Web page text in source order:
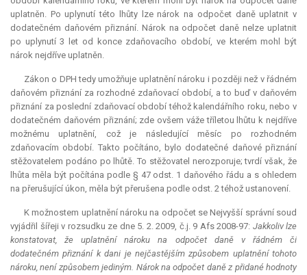
uplatněn. Po uplynutí této lhůty lze nárok na odpočet daně uplatnit v
dodatečném daňovém přiznání. Nárok na odpočet daně nelze uplatnit
po uplynutí 3 let od konce zdaňovacího období, ve kterém mohl být
nárok nejdříve uplatněn.
Zákon o DPH tedy umožňuje uplatnění nároku i později než v řádném
daňovém přiznání za rozhodné zdaňovací období, a to buď v daňovém
přiznání za poslední zdaňovací období téhož kalendářního roku, nebo v
dodatečném daňovém přiznání; zde ovšem váže tříletou lhůtu k nejdříve
možnému uplatnění, což je následující měsíc po rozhodném
zdaňovacím období. Takto počítáno, bylo dodatečné daňové přiznání
stěžovatelem podáno po lhůtě. To stěžovatel nerozporuje; tvrdí však, že
lhůta měla být počítána podle § 47 odst. 1 daňového řádu a s ohledem
na přerušující úkon, měla být přerušena podle odst. 2 téhož ustanovení.
K možnostem uplatnění nároku na odpočet se Nejvyšší správní soud
vyjádřil šířeji v rozsudku ze dne 5. 2. 2009, č.j. 9 Afs 2008-97: Jakkoliv lze
konstatovat, že uplatnění nároku na odpočet daně v řádném či
dodatečném přiznání k dani je nejčastějším způsobem uplatnění tohoto
nároku, není způsobem jediným. Nárok na odpočet daně z přidané hodnoty